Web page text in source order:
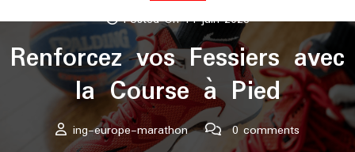
Posted On 14 juin 2026
Renforcez vos Fessiers avec
la Course à Pied
ing-europe-marathon
0 comments